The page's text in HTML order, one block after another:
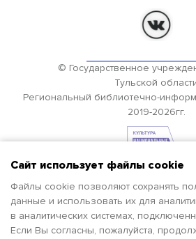
Сайт использует файлы cookie
Файлы cookie позволяют сохранять
данные и использовать их для
в аналитических системах,
Если Вы согласны, пожалуйста,
© Государственное
Тульской
Региональный библиотечно-
2019-2026гг.